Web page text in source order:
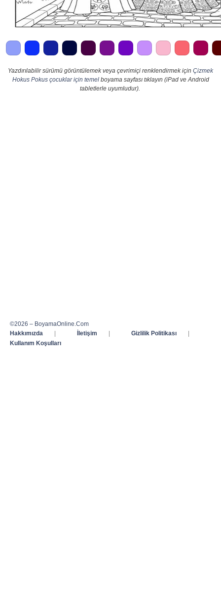
Yazdırılabilir sürümü görüntülemek veya çevrimiçi renklendirmek için Çizmek
Hokus Pokus çocuklar için temelboyama sayfası tıklayın (iPad ve Android
tabletlerle uyumludur).
©2026 – BoyamaOnline.Com
Hakkımızda
| İletişim | Gizlilik Politikası
|
Kullanım Koşulları